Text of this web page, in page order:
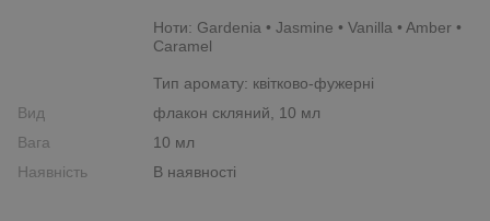
Ноти: Gardenia • Jasmine • Vanilla • Amber •
Caramel
Тип аромату: квітково-фужерні
Вид
флакон скляний, 10 мл
Вага
10 мл
Наявність
В наявності